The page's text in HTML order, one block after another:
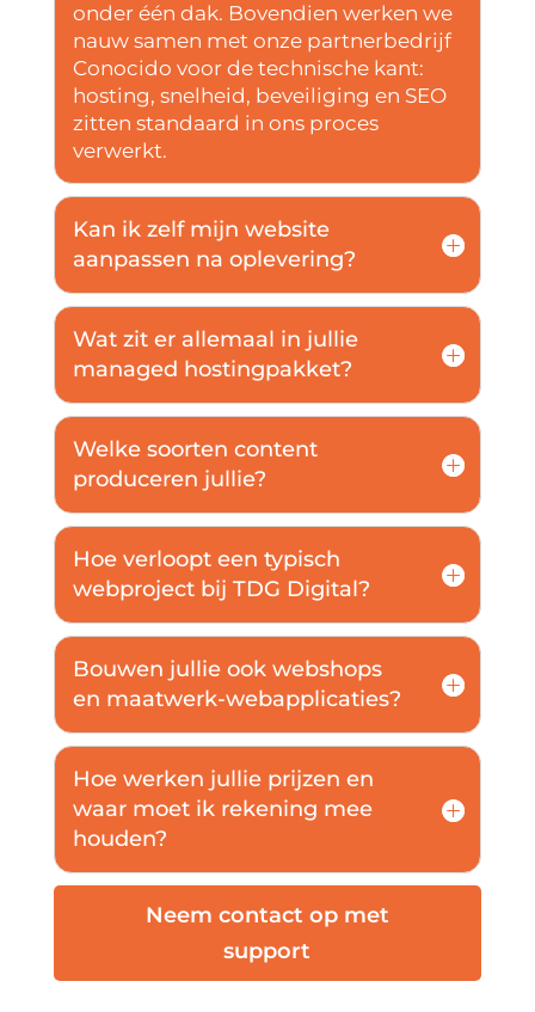
onder één dak. Bovendien werken we
nauw samen met onze partnerbedrijf
Conocido voor de technische kant:
hosting, snelheid, beveiliging en SEO
zitten standaard in ons proces
verwerkt.
Kan ik zelf mijn website
aanpassen na oplevering?
Wat zit er allemaal in jullie
managed hostingpakket?
Welke soorten content
produceren jullie?
Hoe verloopt een typisch
webproject bij TDG Digital?
Bouwen jullie ook webshops
en maatwerk-webapplicaties?
Hoe werken jullie prijzen en
waar moet ik rekening mee
houden?
Neem contact op met
support